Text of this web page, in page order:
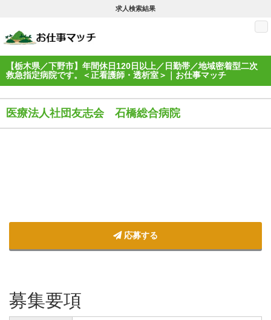
求人検索結果
【栃木県／下野市】年間休日120日以上／日勤帯／地域密着型二次
救急指定病院です。＜正看護師・透析室＞｜お仕事マッチ
医療法人社団友志会 石橋総合病院
応募する
募集要項